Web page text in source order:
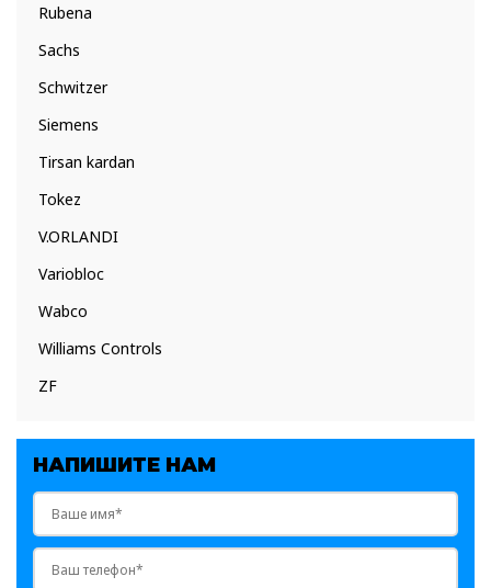
Rubena
Sachs
Schwitzer
Siemens
Tirsan kardan
Tokez
V.ORLANDI
Variobloc
Wabco
Williams Controls
ZF
НАПИШИТЕ НАМ